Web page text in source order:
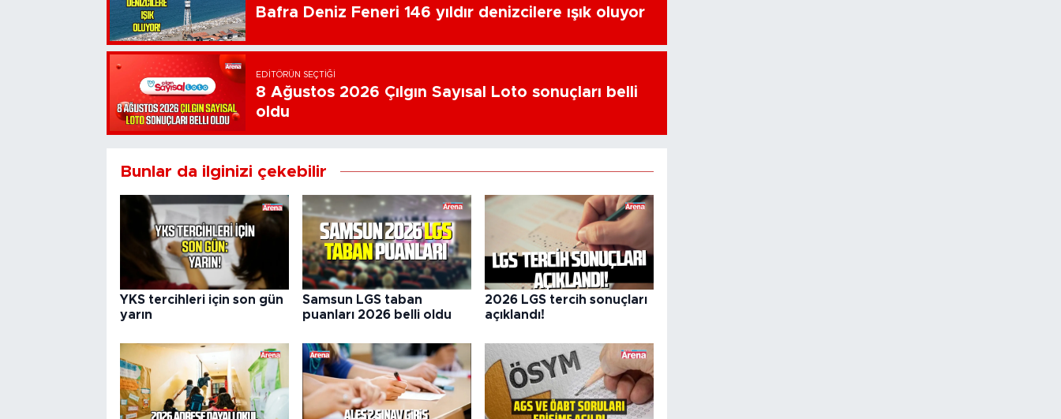
Bafra Deniz Feneri 146 yıldır denizcilere ışık oluyor
EDITÖRÜN SEÇTIĞI
8 Ağustos 2026 Çılgın Sayısal Loto sonuçları belli
oldu
Bunlar da ilginizi çekebilir
YKS tercihleri için son gün
yarın
Samsun LGS taban
puanları 2026 belli oldu
2026 LGS tercih sonuçları
açıklandı!